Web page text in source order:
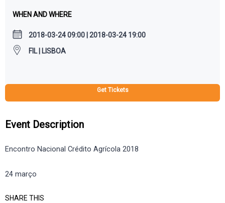
WHEN AND WHERE
2018-03-24 09:00 | 2018-03-24 19:00
FIL | LISBOA
Get Tickets
Event Description
Encontro Nacional Crédito Agrícola 2018
24 março
SHARE THIS